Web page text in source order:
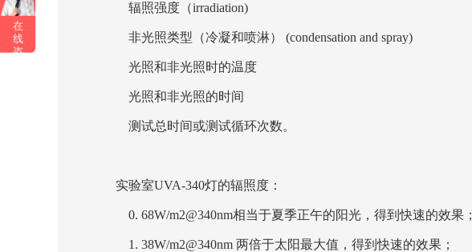
辐照强度（irradiation)
非光照类型（冷凝和喷淋） (condensation and spray)
光照和非光照时的温度
光照和非光照的时间
测试总时间或测试循环次数。
实验室UVA-340灯的辐照度：
0. 68W/m2@340nm相当于夏季正午的阳光，得到快速的效果；
1. 38W/m2@340nm 两倍于太阳最大值，得到快速的效果；
在
线
咨